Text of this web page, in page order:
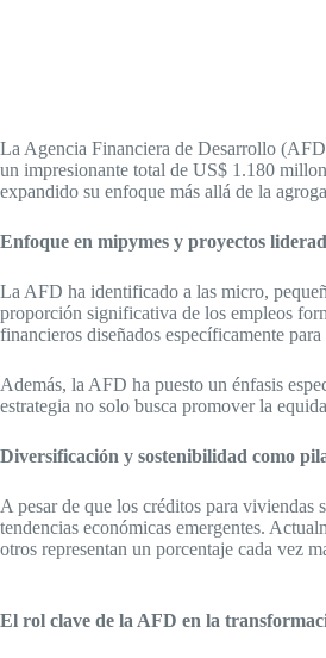
La Agencia Financiera de Desarrollo
un impresionante total de US$ 1.180
expandido su enfoque más allá de la
Enfoque en mipymes y proyectos
La AFD ha identificado a las micro,
proporción significativa de los empleos
financieros diseñados específicamente
Además, la AFD ha puesto un énfasis
estrategia no solo busca promover la
Diversificación y sostenibilidad como
A pesar de que los créditos para viviendas
tendencias económicas emergentes.
otros representan un porcentaje cada vez
El rol clave de la AFD en la